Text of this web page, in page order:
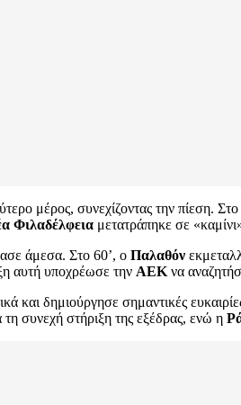
μέρος, συνεχίζοντας την πίεση.
Φιλαδέλφεια μετατράπηκε σε
άμεσα. Στο 60’, ο Παλαθόν
αυτή υποχρέωσε την ΑΕΚ να
και δημιούργησε σημαντικές
συνεχή στήριξη της εξέδρας, ενώ η